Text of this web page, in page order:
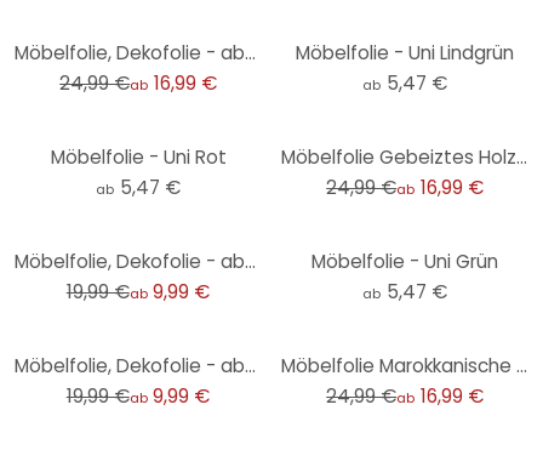
Möbelfolie, Dekofolie - abwischbar - Rote Kacheln
24,99 €ab 16,99 €
Möbelfolie - Uni Lindgrün
ab 5,47 €
Möbelfolie - Uni Rot
ab 5,47 €
Möbelfolie Gebeiztes Holz Mint
24,99 €ab 16,99 €
Möbelfolie, Dekofolie - abwischbar - Alte Briefe 01
19,99 €ab 9,99 €
Möbelfolie - Uni Grün
ab 5,47 €
Möbelfolie, Dekofolie - abwischbar - Marmor 04
19,99 €ab 9,99 €
Möbelfolie Marokkanische Kacheln
24,99 €ab 16,99 €